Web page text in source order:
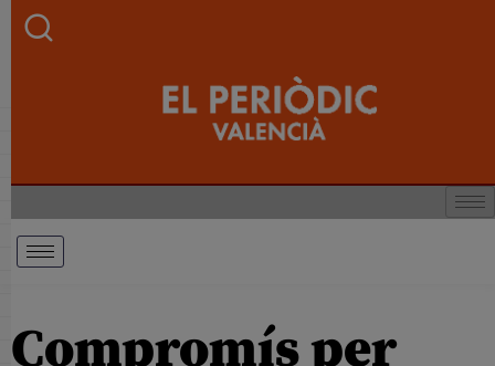
Compromís per